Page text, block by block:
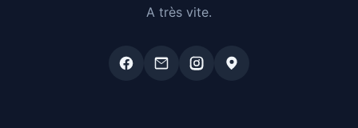
A très vite.